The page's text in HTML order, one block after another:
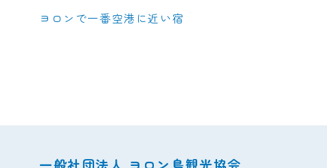
ヨロンで一番空港に近い宿